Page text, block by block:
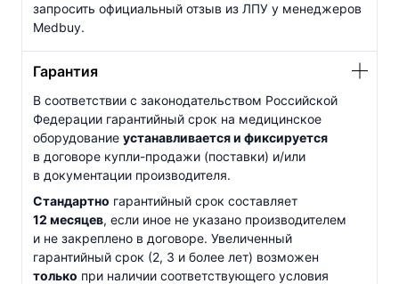
запросить официальный отзыв из ЛПУ у менеджеров
Medbuy.
Гарантия
В соответствии с законодательством Российской
Федерации гарантийный срок на медицинское
оборудование устанавливается и фиксируется
в договоре купли-продажи (поставки) и/или
в документации производителя.
Стандартно гарантийный срок составляет
12 месяцев, если иное не указано производителем
и не закреплено в договоре. Увеличенный
гарантийный срок (2, 3 и более лет) возможен
только при наличии соответствующего условия